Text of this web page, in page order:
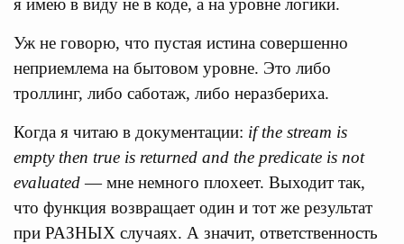
я имею в виду не в коде, а на уровне логики.
Уж не говорю, что пустая истина совершенно
неприемлема на бытовом уровне. Это либо
троллинг, либо саботаж, либо неразбериха.
Когда я читаю в документации: if the stream is
empty then true is returned and the predicate is not
evaluated— мне немного плохеет. Выходит так,
что функция возвращает один и тот же результат
при РАЗНЫХ случаях. А значит, ответственность